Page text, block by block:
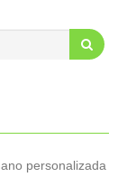
personalizada